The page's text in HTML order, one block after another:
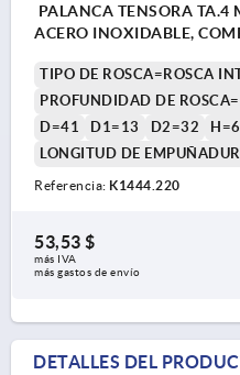
PALANCA TENSORA
ACERO INOXIDABLE,
TIPO DE ROSCA=ROSCA
PROFUNDIDAD DE
D=41
D1=13 D2=32
LONGITUD DE
Referencia: K1444.220
53,53 $
más IVA
más gastos de envío
DETALLES DEL